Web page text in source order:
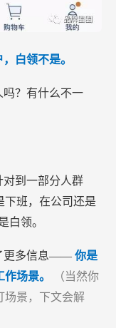
白领不是。
？有什么不一
对到一部分人群
班，在公司还是
白领。
更多信息——你是
场景。
（当然你
场景，下文会解